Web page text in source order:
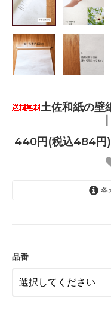
土佐和紙の壁
440円(税込484円
各
品番